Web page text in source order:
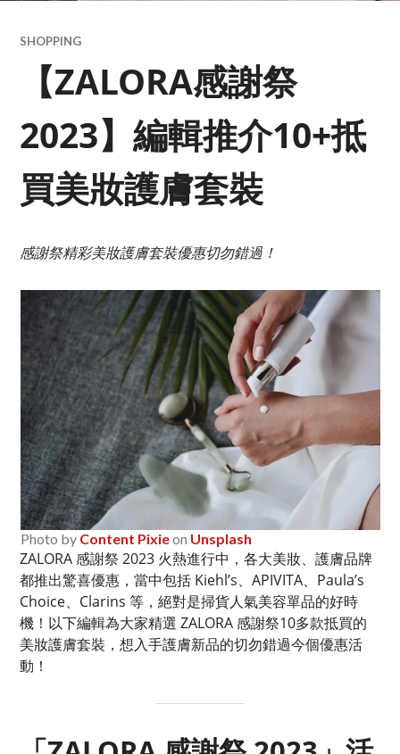
SHOPPING
【ZALORA感謝祭
2023】編輯推介10+抵
買美妝護膚套裝
感謝祭精彩美妝護膚套裝優惠切勿錯過！
Photo by Content Pixieon Unsplash
ZALORA 感謝祭 2023 火熱進行中，各大美妝、護膚品牌
都推出驚喜優惠，當中包括 Kiehl’s、APIVITA、Paula’s
Choice、Clarins 等，絕對是掃貨人氣美容單品的好時
機！以下編輯為大家精選 ZALORA 感謝祭10多款抵買的
美妝護膚套裝，想入手護膚新品的切勿錯過今個優惠活
動！